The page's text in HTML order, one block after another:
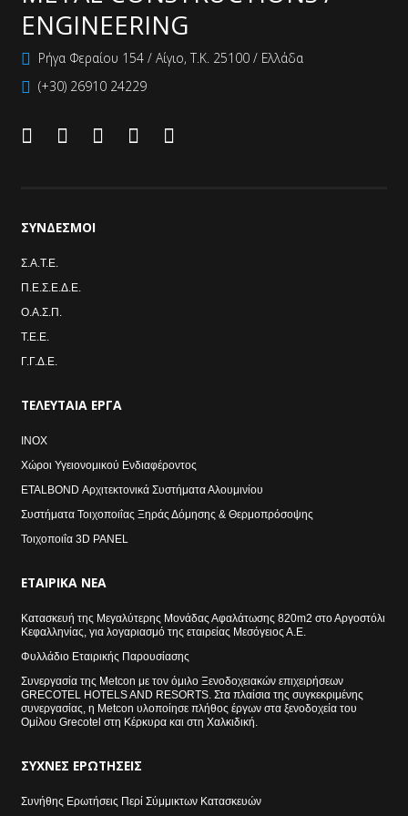
ENGINEERING
Ρήγα Φεραίου 154 / Αίγιο, Τ.Κ. 25100 / Ελλάδα
(+30) 26910 24229
ΣΎΝΔΕΣΜΟΙ
Σ.Α.Τ.Ε.
Π.Ε.Σ.Ε.Δ.Ε.
Ο.Α.Σ.Π.
Τ.Ε.Ε.
Γ.Γ.Δ.Ε.
ΤΕΛΕΥΤΑΙΑ ΈΡΓΑ
INOX
Χώροι Υγειονομικού Ενδιαφέροντος
ETALBOND Αρχιτεκτονικά Συστήματα Αλουμινίου
Συστήματα Τοιχοποιΐας Ξηράς Δόμησης & Θερμοπρόσοψης
Τοιχοποιΐα 3D PANEL
ΕΤΑΙΡΙΚΆ ΝΈΑ
Κατασκευή της Μεγαλύτερης Μονάδας Αφαλάτωσης 820m2 στο Αργοστόλι
Κεφαλληνίας, για λογαριασμό της εταιρείας Μεσόγειος Α.Ε.
Φυλλάδιο Εταιρικής Παρουσίασης
Συνεργασία της Metcon με τον όμιλο Ξενοδοχειακών επιχειρήσεων
GRECOTEL HOTELS AND RESORTS. Στα πλαίσια της συγκεκριμένης
συνεργασίας, η Metcon υλοποίησε πλήθος έργων στα ξενοδοχεία του
Ομίλου Grecotel στη Κέρκυρα και στη Χαλκιδική.
ΣΥΧΝΈΣ ΕΡΩΤΉΣΕΙΣ
Συνήθης Ερωτήσεις Περί Σύμμικτων Κατασκευών